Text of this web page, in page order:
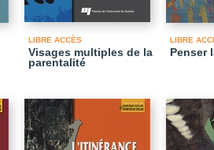
LIBRE ACCÈS
Visages multiples de la
parentalité
LIBRE
Penser